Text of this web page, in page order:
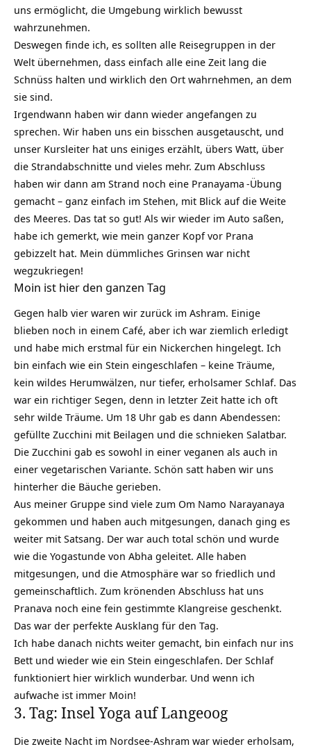
uns ermöglicht, die Umgebung wirklich bewusst
wahrzunehmen.
Deswegen finde ich, es sollten alle Reisegruppen in der
Welt übernehmen, dass einfach alle eine Zeit lang die
Schnüss halten und wirklich den Ort wahrnehmen, an dem
sie sind.
Irgendwann haben wir dann wieder angefangen zu
sprechen. Wir haben uns ein bisschen ausgetauscht, und
unser Kursleiter hat uns einiges erzählt, übers Watt, über
die Strandabschnitte und vieles mehr. Zum Abschluss
haben wir dann am Strand noch eine Pranayama -Übung
gemacht – ganz einfach im Stehen, mit Blick auf die Weite
des Meeres. Das tat so gut! Als wir wieder im Auto saßen,
habe ich gemerkt, wie mein ganzer Kopf vor Prana
gebizzelt hat. Mein dümmliches Grinsen war nicht
wegzukriegen!
Moin ist hier den ganzen Tag
Gegen halb vier waren wir zurück im Ashram. Einige
blieben noch in einem Café, aber ich war ziemlich erledigt
und habe mich erstmal für ein Nickerchen hingelegt. Ich
bin einfach wie ein Stein eingeschlafen – keine Träume,
kein wildes Herumwälzen, nur tiefer, erholsamer Schlaf. Das
war ein richtiger Segen, denn in letzter Zeit hatte ich oft
sehr wilde Träume. Um 18 Uhr gab es dann Abendessen:
gefüllte Zucchini mit Beilagen und die schnieken Salatbar.
Die Zucchini gab es sowohl in einer veganen als auch in
einer vegetarischen Variante. Schön satt haben wir uns
hinterher die Bäuche gerieben.
Aus meiner Gruppe sind viele zum Om Namo Narayanaya
gekommen und haben auch mitgesungen, danach ging es
weiter mit Satsang. Der war auch total schön und wurde
wie die Yogastunde von Abha geleitet. Alle haben
mitgesungen, und die Atmosphäre war so friedlich und
gemeinschaftlich. Zum krönenden Abschluss hat uns
Pranava noch eine fein gestimmte Klangreise geschenkt.
Das war der perfekte Ausklang für den Tag.
Ich habe danach nichts weiter gemacht, bin einfach nur ins
Bett und wieder wie ein Stein eingeschlafen. Der Schlaf
funktioniert hier wirklich wunderbar. Und wenn ich
aufwache ist immer Moin!
3. Tag: Insel Yoga auf Langeoog
Die zweite Nacht im Nordsee-Ashram war wieder erholsam,